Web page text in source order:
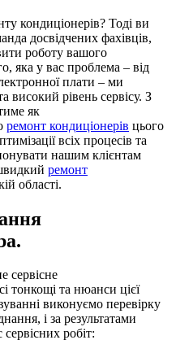
кондиціонерів? Тоді ви
досвідчених фахівців,
роботу вашого
яка у вас проблема – від
плати – ми
високий рівень сервісу. З
як
ремонт кондиціонерів цього
всіх процесів та
нашим клієнтам
ремонт
області.
сервісне
тонкощі та нюанси цієї
виконуємо перевірку
і за результатами
робіт: